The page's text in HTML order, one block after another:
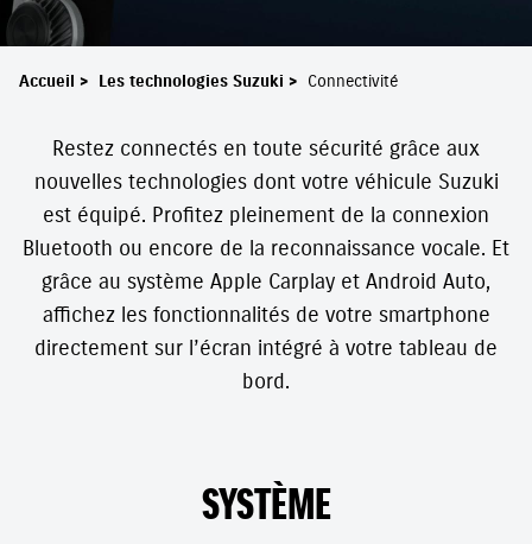
Accueil > Les technologies Suzuki > Connectivité
Restez connectés en toute sécurité grâce aux
nouvelles technologies dont votre véhicule Suzuki
est équipé. Profitez pleinement de la connexion
Bluetooth ou encore de la reconnaissance vocale. Et
grâce au système Apple Carplay et Android Auto,
affichez les fonctionnalités de votre smartphone
directement sur l’écran intégré à votre tableau de
bord.
SYSTÈME